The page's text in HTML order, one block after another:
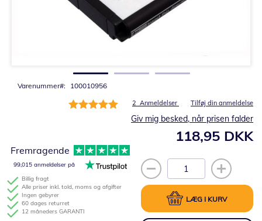
Varenummer 100010956
Bedømmelse:
2 Anmeldelser Tilføj din anmeldelse
118,95 DKK
Giv mig besked, når prisen falder
LÆG I KURV
Billig fragt
Alle priser inkl. told, moms og afgifter
Ingen gebyrer
60 dages returret
12 måneders GARANTI
Fremragende
99,015 anmeldelser på